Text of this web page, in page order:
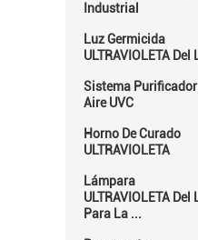
Industrial
Luz Germicida
ULTRAVIOLETA Del
Sistema Purificador
Aire UVC
Horno De Curado
ULTRAVIOLETA
Lámpara
ULTRAVIOLETA Del
Para La ...